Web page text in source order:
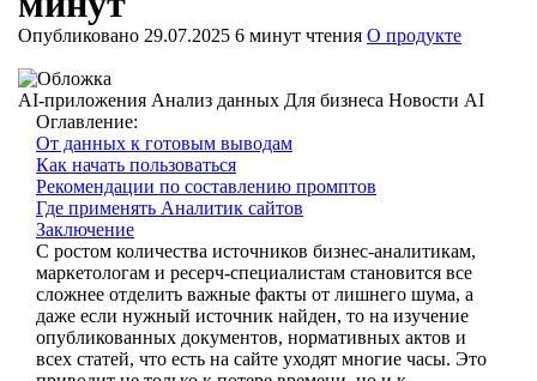
Опубликовано 29.07.2025 6 минут чтения О продукте
AI-приложения Анализ данных Для бизнеса Новости AI
Оглавление:
От данных к готовым выводам
Как начать пользоваться
Рекомендации по составлению промптов
Где применять Аналитик сайтов
Заключение
С ростом количества источников бизнес-аналитикам,
маркетологам и ресерч-специалистам становится все
сложнее отделить важные факты от лишнего шума, а
даже если нужный источник найден, то на изучение
опубликованных документов, нормативных актов и
всех статей, что есть на сайте уходят многие часы. Это